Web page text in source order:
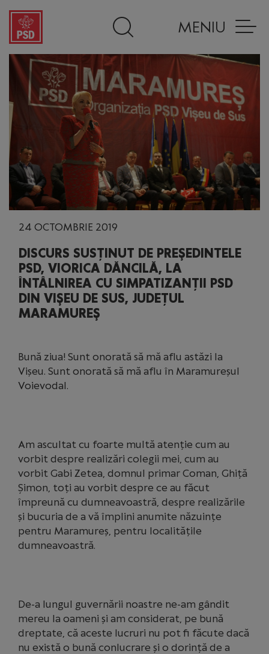
MENIU
24 OCTOMBRIE 2019
DISCURS SUSȚINUT DE PREŞEDINTELE
PSD, VIORICA DĂNCILĂ, LA
ÎNTÂLNIREA CU SIMPATIZANȚII PSD
DIN VIŞEU DE SUS, JUDEȚUL
MARAMUREŞ
Bună ziua! Sunt onorată să mă aflu astăzi la
Vișeu. Sunt onorată să mă aflu în Maramureșul
Voievodal.
Am ascultat cu foarte multă atenție cum au
vorbit despre realizări colegii mei, cum au
vorbit Gabi Zetea, domnul primar Coman, Ghiță
Șimon, toți au vorbit despre ce au făcut
împreună cu dumneavoastră, despre realizările
și bucuria de a vă împlini anumite năzuințe
pentru Maramureș, pentru localitățile
dumneavoastră.
De-a lungul guvernării noastre ne-am gândit
mereu la oameni și am considerat, pe bună
dreptate, că aceste lucruri nu pot fi făcute dacă
nu există o bună conlucrare și o dorință de a